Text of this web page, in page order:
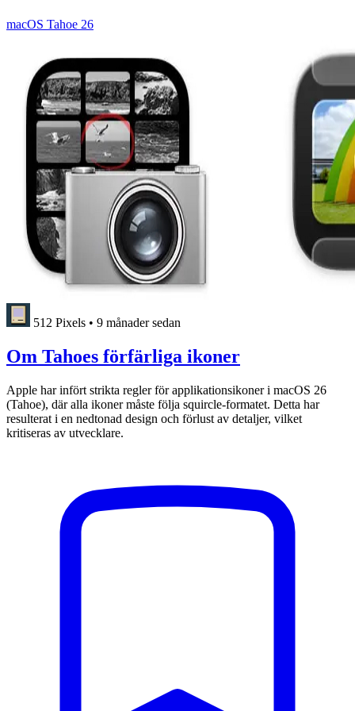
macOS Tahoe 26
512 Pixels • 9 månader sedan
Om Tahoes förfärliga ikoner
Apple har infört strikta regler för applikationsikoner i macOS 26
(Tahoe), där alla ikoner måste följa squircle-formatet. Detta har
resulterat i en nedtonad design och förlust av detaljer, vilket
kritiseras av utvecklare.